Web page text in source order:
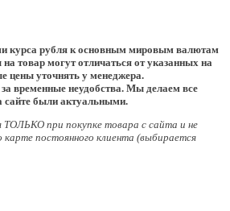
курса рубля к основным мировым валютам
товар могут отличаться от указанных на
цены уточнять у менеджера.
временные неудобства. Мы делаем все
сайте были актуальными.
ТОЛЬКО при покупке товара с сайта и не
карте постоянного клиента (выбирается